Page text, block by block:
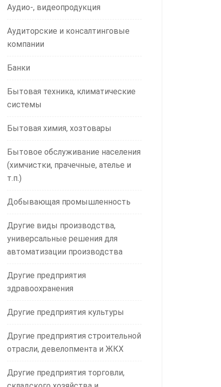
Аудио-, видеопродукция
Аудиторские и консалтинговые
компании
Банки
Бытовая техника, климатические
системы
Бытовая химия, хозтовары
Бытовое обслуживание населения
(химчистки, прачечные, ателье и
т.п.)
Добывающая промышленность
Другие виды производства,
универсальные решения для
автоматизации производства
Другие предприятия
здравоохранения
Другие предприятия культуры
Другие предприятия строительной
отрасли, девелопмента и ЖКХ
Другие предприятия торговли,